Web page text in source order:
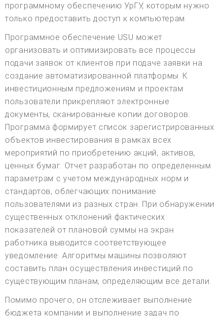
программному обеспечению УрГУ, которым нужно
только предоставить доступ к компьютерам.
Программное обеспечение USU может
организовать и оптимизировать все процессы
подачи заявок от клиентов при подаче заявки на
создание автоматизированной платформы. К
инвестиционным предложениям и проектам
пользователи прикрепляют электронные
документы, сканированные копии договоров.
Программа формирует список зарегистрированных
объектов инвестирования в рамках всех
мероприятий по приобретению акций, активов,
ценных бумаг. Отчет разработан по определенным
параметрам с учетом международных норм и
стандартов, облегчающих понимание
пользователями из разных стран. При обнаружении
существенных отклонений фактических
показателей от плановой суммы на экран
работника выводится соответствующее
уведомление. Алгоритмы машины позволяют
составить план осуществления инвестиций по
существующим планам, определяющим все детали.
Помимо прочего, он отслеживает выполнение
бюджета компании и выполнение задач по